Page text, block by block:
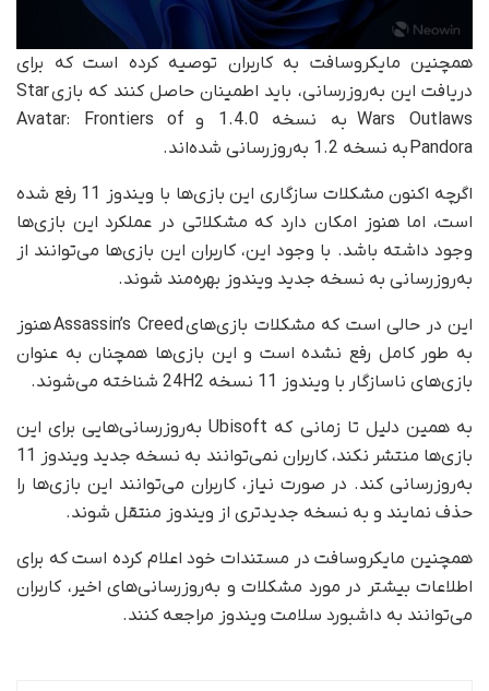
همچنین مایکروسافت به کاربران توصیه کرده است که برای
دریافت این به‌روزرسانی، باید اطمینان حاصل کنند که بازی Star
Wars Outlaws به نسخه 1.4.0 و Avatar: Frontiers of
Pandora به نسخه 1.2 به‌روزرسانی شده‌اند.
اگرچه اکنون مشکلات سازگاری این بازی‌ها با ویندوز 11 رفع شده
است، اما هنوز امکان دارد که مشکلاتی در عملکرد این بازی‌ها
وجود داشته باشد. با وجود این، کاربران این بازی‌ها می‌توانند از
به‌روزرسانی به نسخه جدید ویندوز بهره‌مند شوند.
این در حالی است که مشکلات بازی‌های Assassin’s Creed هنوز
به‌ طور کامل رفع نشده است و این بازی‌ها همچنان به‌ عنوان
بازی‌های ناسازگار با ویندوز 11 نسخه 24H2 شناخته می‌شوند.
به همین دلیل تا زمانی که Ubisoft به‌روزرسانی‌هایی برای این
بازی‌ها منتشر نکند، کاربران نمی‌توانند به نسخه جدید ویندوز 11
به‌روزرسانی کند. در صورت نیاز، کاربران می‌توانند این بازی‌ها را
حذف نمایند و به نسخه جدیدتری از ویندوز منتقل شوند.
همچنین مایکروسافت در مستندات خود اعلام کرده است که برای
اطلاعات بیشتر در مورد مشکلات و به‌روزرسانی‌های اخیر، کاربران
می‌توانند به داشبورد سلامت ویندوز مراجعه کنند.